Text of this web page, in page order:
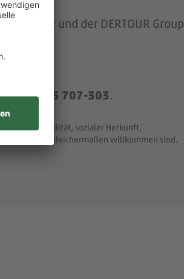
und der DERTOUR Group
+49 8165 707-303.
und Nationalität, sozialer Herkunft,
Merkmale - gleichermaßen willkommen sind.